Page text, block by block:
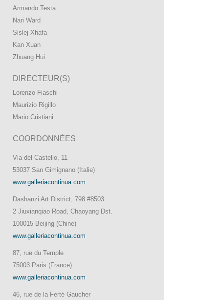
Armando Testa
Nari Ward
Sislej Xhafa
Kan Xuan
Zhuang Hui
DIRECTEUR(S)
Lorenzo Fiaschi
Maurizio Rigillo
Mario Cristiani
COORDONNÉES
Via del Castello, 11
53037 San Gimignano (Italie)
www.galleriacontinua.com
Dashanzi Art District, 798 #8503
2 Jiuxianqiao Road, Chaoyang Dst.
100015 Beijing (Chine)
www.galleriacontinua.com
87, rue du Temple
75003 Paris (France)
www.galleriacontinua.com
46, rue de la Ferté Gaucher